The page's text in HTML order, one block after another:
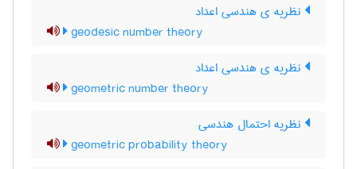
نظریه ی هندسی اعداد
geodesic number theory
نظریه ی هندسی اعداد
geometric number theory
نظریه احتمال هندسی
geometric probability theory